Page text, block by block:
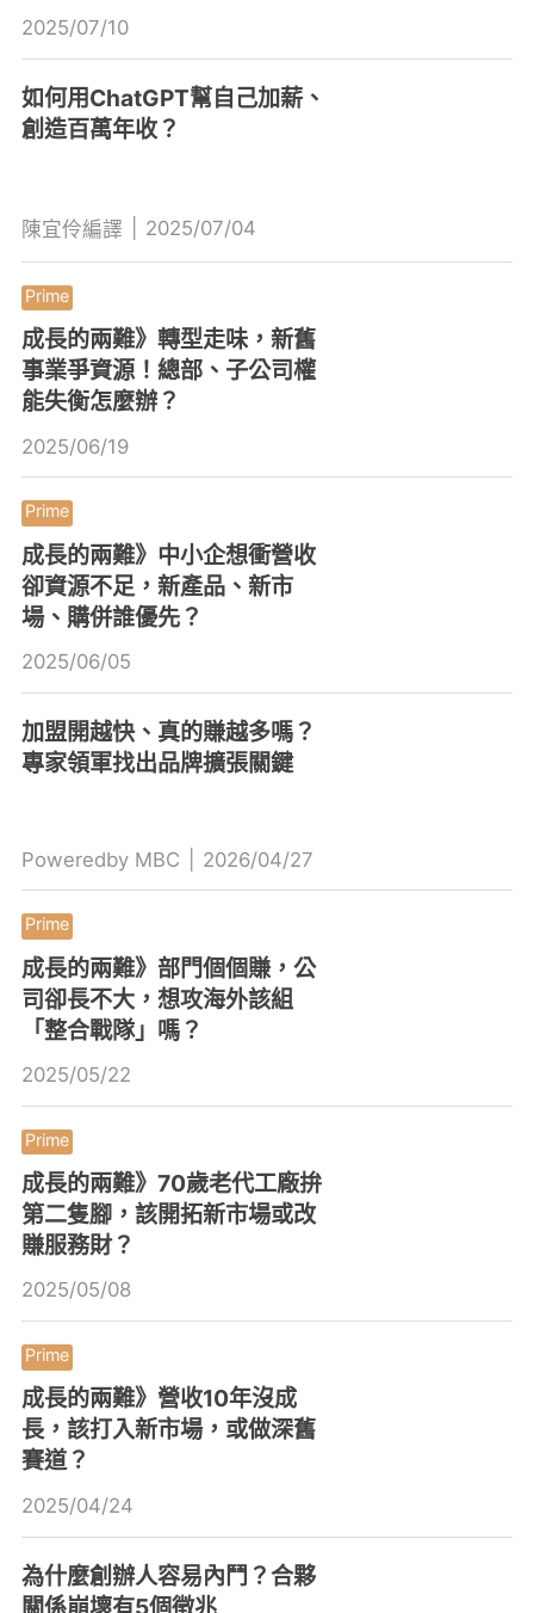
2025/07/10
如何用ChatGPT幫自己加薪、
創造百萬年收？
陳宜伶編譯 2025/07/04
成長的兩難》轉型走味，新舊
事業爭資源！總部、子公司權
能失衡怎麼辦？
2025/06/19
成長的兩難》中小企想衝營收
卻資源不足，新產品、新市
場、購併誰優先？
2025/06/05
加盟開越快、真的賺越多嗎？
專家領軍找出品牌擴張關鍵
Poweredby MBC 2026/04/27
成長的兩難》部門個個賺，公
司卻長不大，想攻海外該組
「整合戰隊」嗎？
2025/05/22
成長的兩難》70歲老代工廠拚
第二隻腳，該開拓新市場或改
賺服務財？
2025/05/08
成長的兩難》營收10年沒成
長，該打入新市場，或做深舊
賽道？
2025/04/24
為什麼創辦人容易內鬥？合夥
關係崩壞有5個徵兆